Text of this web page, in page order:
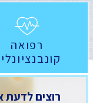
רפואה
רוצים לדעת